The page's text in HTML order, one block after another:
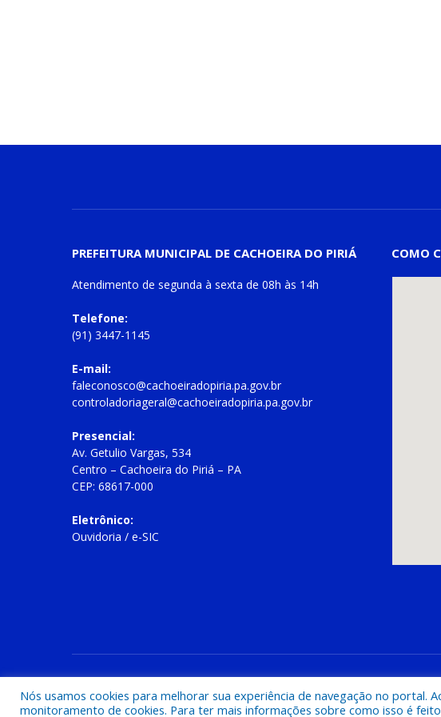
PREFEITURA MUNICIPAL DE CACHOEIRA DO PIRIÁ
Atendimento de segunda à sexta de 08h às 14h
Telefone:
(91) 3447-1145
E-mail:
faleconosco@cachoeiradopiria.pa.gov.br
controladoriageral@cachoeiradopiria.pa.gov.br
Presencial:
Av. Getulio Vargas, 534
Centro – Cachoeira do Piriá – PA
CEP: 68617-000
Eletrônico:
Ouvidoria / e-SIC
COMO
Nós usamos cookies para melhorar sua experiência de navegação no portal.
monitoramento de cookies. Para ter mais informações sobre como isso é